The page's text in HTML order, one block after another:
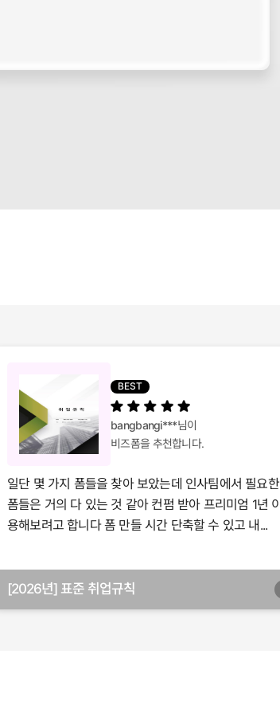
BEST
bangbangi***님이
비즈폼을 추천합니다.
일단 몇 가지 폼들을 찾아 보았는데 인사팀에서 필요한
폼들은 거의 다 있는 것 같아 컨펌 받아 프리미엄 1년 이
용해보려고 합니다 폼 만들 시간 단축할 수 있고 내...
[2026년] 표준 취업규칙